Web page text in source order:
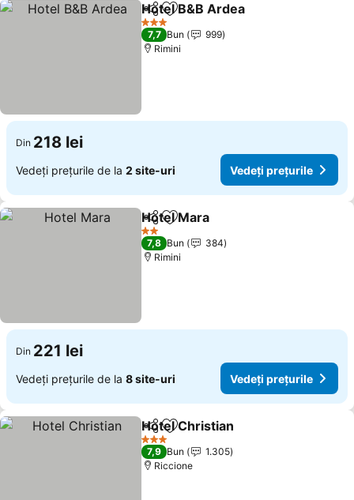
DistribuițiAdăugaţi la favorite
Hotel B&B Ardea
3 Stele
7,7 Bun
999
Rimini
Din 218 lei
Vedeți prețurile de la 2 site-uri Vedeți prețurile
DistribuițiAdăugaţi la favorite
Hotel Mara
2 Stele
7,8 Bun
384
Rimini
Din 221 lei
Vedeți prețurile de la 8 site-uri Vedeți prețurile
DistribuițiAdăugaţi la favorite
Hotel Christian
3 Stele
7,9 Bun
1.305
Riccione